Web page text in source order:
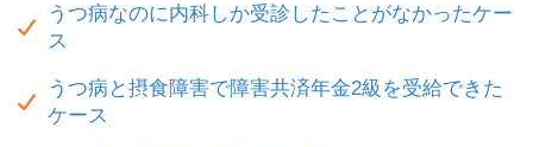
うつ病なのに内科しか受診したことがなかったケー
ス
うつ病と摂食障害で障害共済年金2級を受給できた
ケース